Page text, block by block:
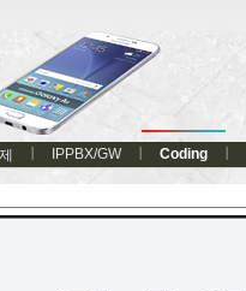
IPPBX/GW Coding